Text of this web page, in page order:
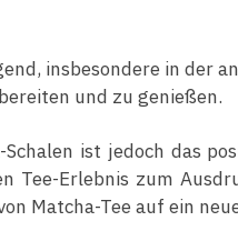
insbesondere in der
und zu genießen.
ist jedoch das
Erlebnis zum
Matcha-Tee auf ein